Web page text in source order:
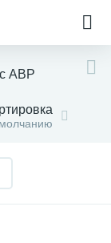
АВР